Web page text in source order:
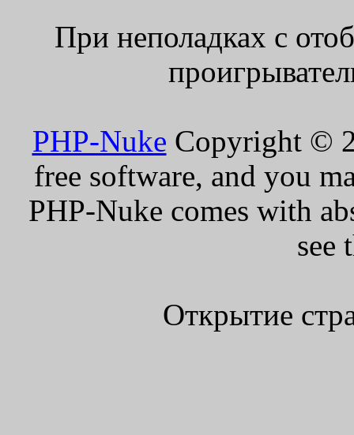
При неполадках с
PHP-Nuke Copyright ©
free software, and you
PHP-Nuke comes with
see
Открытие